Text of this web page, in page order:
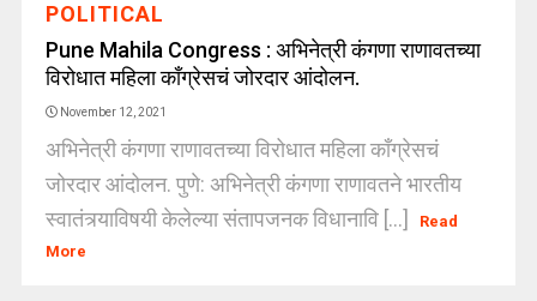
POLITICAL
Pune Mahila Congress : अभिनेत्री कंगणा राणावतच्या
विरोधात महिला काँग्रेसचं जोरदार आंदोलन.
November 12, 2021
अभिनेत्री कंगणा राणावतच्या विरोधात महिला काँग्रेसचं
जोरदार आंदोलन. पुणे: अभिनेत्री कंगणा राणावतने भारतीय
स्वातंत्र्याविषयी केलेल्या संतापजनक विधानावि [...]
Read
More